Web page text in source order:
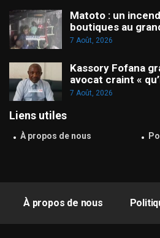
Matoto : un
boutiques au
7 Août, 2026
Kassory Fofana
avocat craint «
7 Août, 2026
Liens utiles
À propos de nous
À propos de nous